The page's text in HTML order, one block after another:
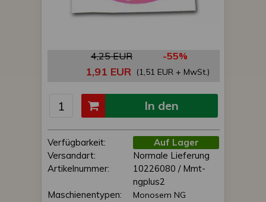
4,25 EUR -55%
1,91 EUR (1,51 EUR + MwSt.)
Verfügbarkeit:
Auf Lager
Versandart:
Normale Lieferung
Artikelnummer:
10226080 / Mmt-
ngplus2
Maschienentypen:
Monosem NG
In den
Einkaufswagen